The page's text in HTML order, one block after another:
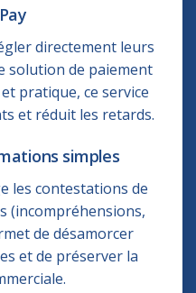
directement leurs
solution de paiement
pratique, ce service
et réduit les retards.
simples
les contestations de
(incompréhensions,
de désamorcer
et de préserver la